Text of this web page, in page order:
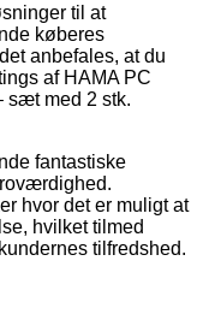
til at
køberes
anbefales, at du
af HAMA PC
sæt med 2 stk.
fantastiske
hvor det er muligt at
hvilket tilmed
tilfredshed.